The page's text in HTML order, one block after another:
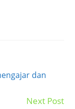
dan
Next Post